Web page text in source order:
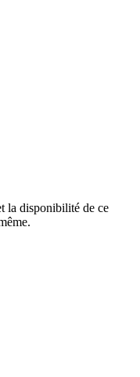
la disponibilité de ce